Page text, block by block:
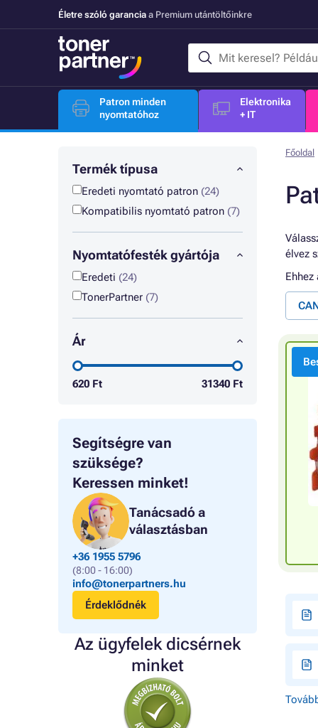
Életre szóló garancia a Premium utántöltőinkre
Patron minden
nyomtatóhoz
Elektronika
+ IT
Termék típusa
Eredeti nyomtató patron (24)
Kompatibilis nyomtató patron (7)
Nyomtatófesték gyártója
Eredeti (24)
TonerPartner (7)
Ár
620 Ft 31340 Ft
Segítségre van
szüksége?
Keressen minket!
Tanácsadó a
választásban
+36 1955 5796
(8:00 - 16:00)
info@tonerpartners.hu
Érdeklődnék
Az ügyfelek dicsérnek
minket
Főoldal
élvez